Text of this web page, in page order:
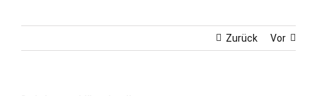
Zurück Vor